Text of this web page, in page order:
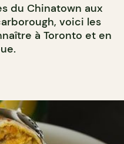
du Chinatown aux
voici les
à Toronto et en